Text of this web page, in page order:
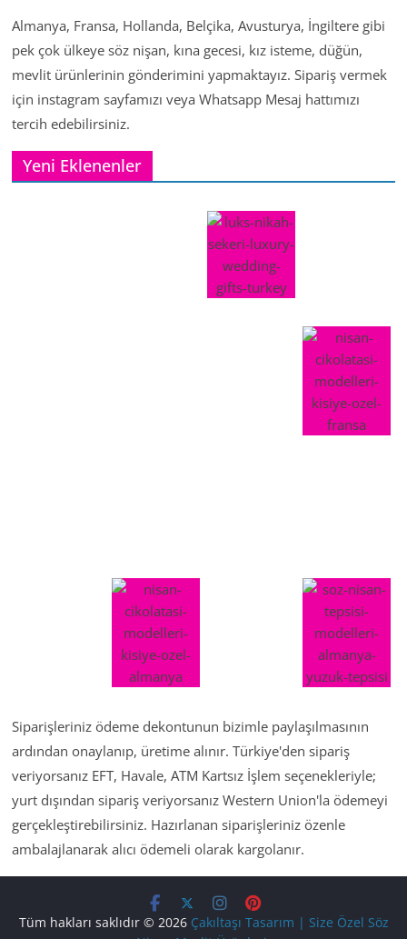
Almanya, Fransa, Hollanda, Belçika, Avusturya, İngiltere gibi
pek çok ülkeye söz nişan, kına gecesi, kız isteme, düğün,
mevlit ürünlerinin gönderimini yapmaktayız. Sipariş vermek
için instagram sayfamızı veya Whatsapp Mesaj hattımızı
tercih edebilirsiniz.
Yeni Eklenenler
Siparişleriniz ödeme dekontunun bizimle paylaşılmasının
ardından onaylanıp, üretime alınır. Türkiye'den sipariş
veriyorsanız EFT, Havale, ATM Kartsız İşlem seçenekleriyle;
yurt dışından sipariş veriyorsanız Western Union'la ödemeyi
gerçekleştirebilirsiniz. Hazırlanan siparişleriniz özenle
ambalajlanarak alıcı ödemeli olarak kargolanır.
Tüm hakları saklıdır © 2026 Çakıltaşı Tasarım | Size Özel Söz